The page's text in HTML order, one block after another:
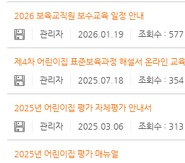
목
첨
부
이
름
2026 보육교직원 보수교육 일정 안내
관리자
2026.01.19 577
제4차 어린이집 표준보육과정 해설서 온라인 교
관리자
2025.07.18 354
2025년 어린이집 평가 자체평가 안내서
관리자
2025.03.06 313
2025년 어린이집 평가 매뉴얼